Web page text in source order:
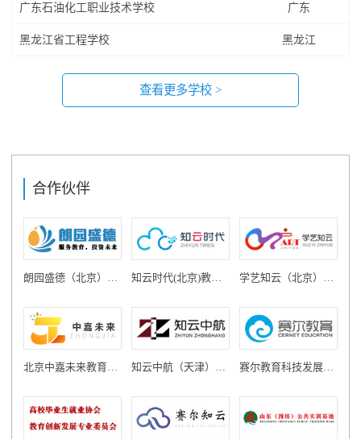
广东石油化工职业技术学校 广东
黑龙江省工程学校 黑龙江
查看更多学校 >
合作伙伴
朗园盛德（北京）教育投资有限公司 知云时代(北京)教育科技有限公司 学艺知云（北京）教育科技有限公司
北京中嘉未来教育科技有限公司 知云中航（天津）教育科技有限公司 赛尔教育科技发展有限公司